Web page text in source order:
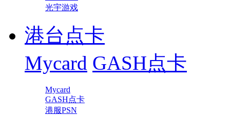
光宇游戏
港台点卡
Mycard GASH点卡
Mycard
GASH点卡
港服PSN